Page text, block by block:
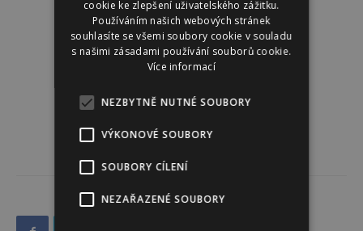
cookie ke zlepšení uživatelského zážitku.
Používáním našich webových stránek
souhlasíte se všemi soubory cookie v souladu
s našimi zásadami používání souborů cookie.
Více informací
NEZBYTNĚ NUTNÉ SOUBORY
VÝKONOVÉ SOUBORY
SOUBORY CÍLENÍ
NEZAŘAZENÉ SOUBORY